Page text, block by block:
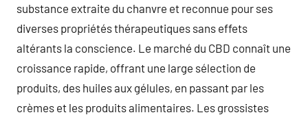
substance extraite du chanvre et reconnue pour ses
diverses propriétés thérapeutiques sans effets
altérants la conscience. Le marché du CBD connaît une
croissance rapide, offrant une large sélection de
produits, des huiles aux gélules, en passant par les
crèmes et les produits alimentaires. Les grossistes